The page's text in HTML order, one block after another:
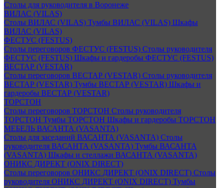
Столы для руководителя в Воронеже
ВИЛАС (VILAS)
Столы ВИЛАС (VILAS) Тумбы ВИЛАС (VILAS) Шкафы
ВИЛАС (VILAS)
ФЕСТУС (FESTUS)
Столы переговоров ФЕСТУС (FESTUS) Столы руководителя
ФЕСТУС (FESTUS) Шкафы и гардеробы ФЕСТУС (FESTUS)
ВЕСТАР (VESTAR)
Столы переговоров ВЕСТАР (VESTAR) Столы руководителя
ВЕСТАР (VESTAR) Тумбы ВЕСТАР (VESTAR) Шкафы и
гардеробы ВЕСТАР (VESTAR)
ТОРСТОН
Столы переговоров ТОРСТОН Столы руководителя
ТОРСТОН Тумбы ТОРСТОН Шкафы и гардеробы ТОРСТОН
МЕБЕЛЬ ВАСАНТА (VASANTA)
Столы для заседаний ВАСАНТА (VASANTA) Столы
руководителя ВАСАНТА (VASANTA) Тумбы ВАСАНТА
(VASANTA) Шкафы и стеллажи ВАСАНТА (VASANTA)
ОНИКС ДИРЕКТ (ONIX DIRECT)
Столы переговоров ОНИКС ДИРЕКТ (ONIX DIRECT) Столы
руководителя ОНИКС ДИРЕКТ (ONIX DIRECT) Тумбы